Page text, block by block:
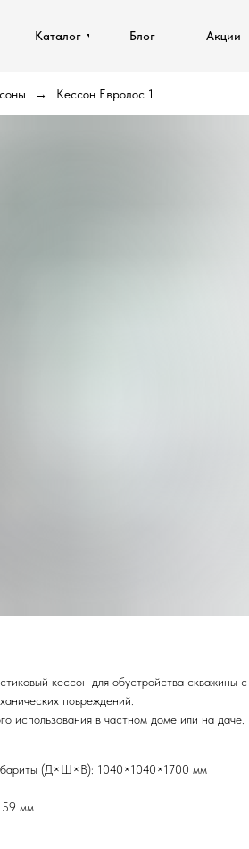
Каталог Блог Акции
Каталог Блог Акции
Кессон Евролос 1
кессон для обустройства скважины
повреждений.
использования в частном доме или на
(Д×Ш×В): 1040×1040×1700 мм
мм